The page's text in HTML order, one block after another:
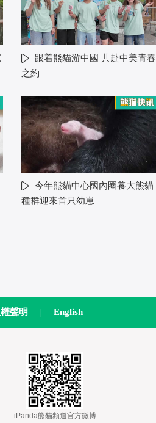
跟着熊貓游中國 共赴中美青春
之約
今年熊貓中心國內圈養大熊貓
種群迎來首只幼崽
聲明 English
iPanda熊貓頻道官方微博